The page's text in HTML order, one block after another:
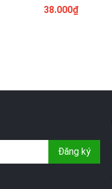
38.000₫
Đăng ký